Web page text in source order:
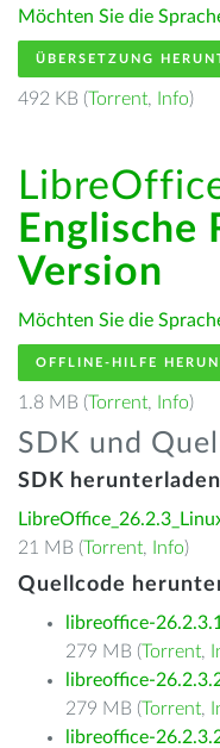
Möchten Sie die
ÜBERSETZUNG
492 KB (Torrent, Info)
Englische
Version
Möchten Sie die
OFFLINE-HILFE
1.8 MB (Torrent, Info)
SDK und
SDK herunterladen
21 MB (Torrent, Info)
Quellcode
libreoffice-
279 MB (Torrent,
libreoffice-
279 MB (Torrent,
libreoffice-